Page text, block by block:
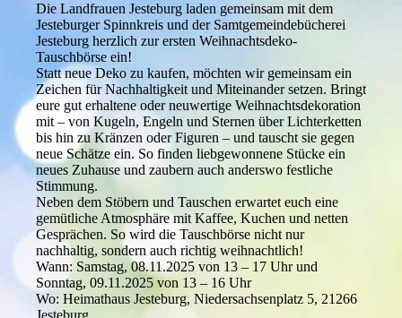
Die Landfrauen Jesteburg laden gemeinsam mit dem
Jesteburger Spinnkreis und der Samtgemeindebücherei
Jesteburg herzlich zur ersten Weihnachtsdeko-
Tauschbörse ein!
Statt neue Deko zu kaufen, möchten wir gemeinsam ein
Zeichen für Nachhaltigkeit und Miteinander setzen. Bringt
eure gut erhaltene oder neuwertige Weihnachtsdekoration
mit – von Kugeln, Engeln und Sternen über Lichterketten
bis hin zu Kränzen oder Figuren – und tauscht sie gegen
neue Schätze ein. So finden liebgewonnene Stücke ein
neues Zuhause und zaubern auch anderswo festliche
Stimmung.
Neben dem Stöbern und Tauschen erwartet euch eine
gemütliche Atmosphäre mit Kaffee, Kuchen und netten
Gesprächen. So wird die Tauschbörse nicht nur
nachhaltig, sondern auch richtig weihnachtlich!
Wann: Samstag, 08.11.2025 von 13 – 17 Uhr und
Sonntag, 09.11.2025 von 13 – 16 Uhr
Wo: Heimathaus Jesteburg, Niedersachsenplatz 5, 21266